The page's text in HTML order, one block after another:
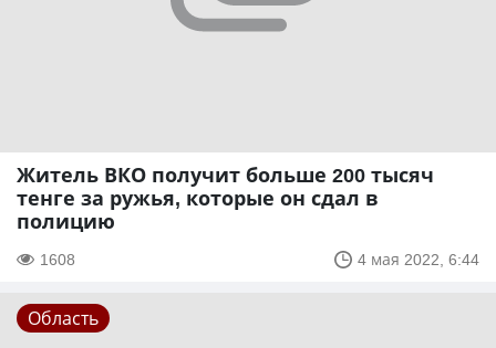
Житель ВКО получит больше 200 тысяч
тенге за ружья, которые он сдал в
полицию
1608 4 мая 2022, 6:44
Область